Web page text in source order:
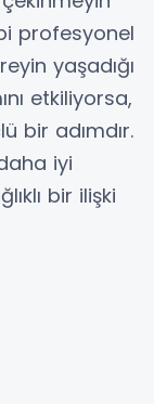
profesyonel
yaşadığı
etkiliyorsa,
bir adımdır.
iyi
bir ilişki